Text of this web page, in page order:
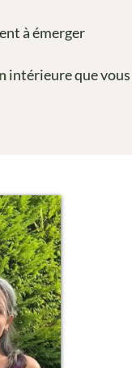
à émerger
intérieure que vous